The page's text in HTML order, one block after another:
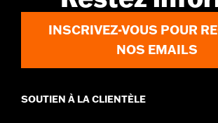
INSCRIVEZ-VOUS POUR
NOS EMAILS
SOUTIEN À LA CLIENTÈLE